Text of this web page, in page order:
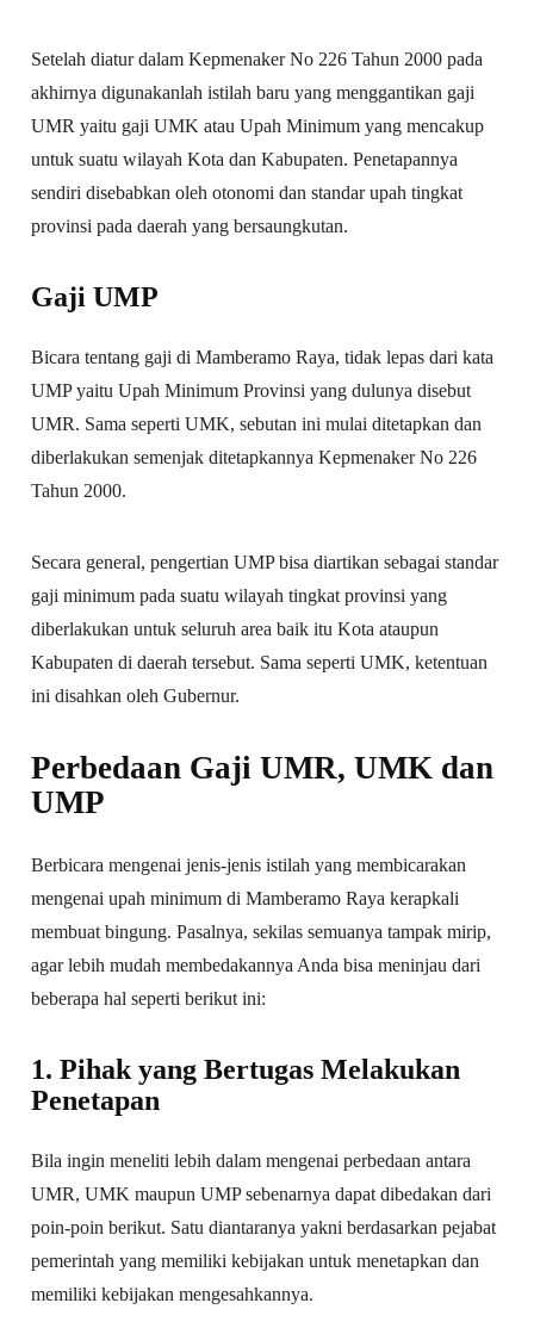
Setelah diatur dalam Kepmenaker No 226 Tahun 2000 pada
akhirnya digunakanlah istilah baru yang menggantikan gaji
UMR yaitu gaji UMK atau Upah Minimum yang mencakup
untuk suatu wilayah Kota dan Kabupaten. Penetapannya
sendiri disebabkan oleh otonomi dan standar upah tingkat
provinsi pada daerah yang bersaungkutan.
Gaji UMP
Bicara tentang gaji di Mamberamo Raya, tidak lepas dari kata
UMP yaitu Upah Minimum Provinsi yang dulunya disebut
UMR. Sama seperti UMK, sebutan ini mulai ditetapkan dan
diberlakukan semenjak ditetapkannya Kepmenaker No 226
Tahun 2000.
Secara general, pengertian UMP bisa diartikan sebagai standar
gaji minimum pada suatu wilayah tingkat provinsi yang
diberlakukan untuk seluruh area baik itu Kota ataupun
Kabupaten di daerah tersebut. Sama seperti UMK, ketentuan
ini disahkan oleh Gubernur.
Perbedaan Gaji UMR, UMK dan
UMP
Berbicara mengenai jenis-jenis istilah yang membicarakan
mengenai upah minimum di Mamberamo Raya kerapkali
membuat bingung. Pasalnya, sekilas semuanya tampak mirip,
agar lebih mudah membedakannya Anda bisa meninjau dari
beberapa hal seperti berikut ini:
1. Pihak yang Bertugas Melakukan
Penetapan
Bila ingin meneliti lebih dalam mengenai perbedaan antara
UMR, UMK maupun UMP sebenarnya dapat dibedakan dari
poin-poin berikut. Satu diantaranya yakni berdasarkan pejabat
pemerintah yang memiliki kebijakan untuk menetapkan dan
memiliki kebijakan mengesahkannya.